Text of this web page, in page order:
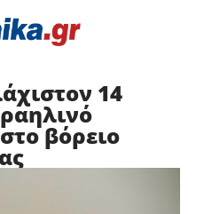
14
βόρειο